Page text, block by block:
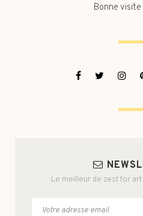
Bonne visite
Le meilleur de zest for